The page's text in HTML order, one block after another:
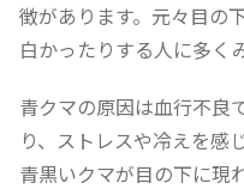
徴があります。元々目の
白かったりする人に多く
青クマの原因は血行不良
り、ストレスや冷えを感
青黒いクマが目の下に現